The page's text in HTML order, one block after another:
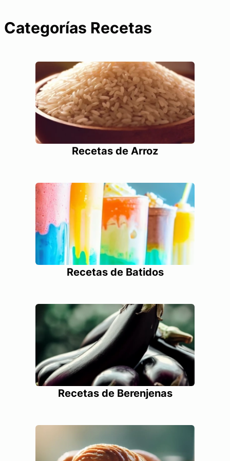
Categorías Recetas
Recetas de Arroz
Recetas de Batidos
Recetas de Berenjenas